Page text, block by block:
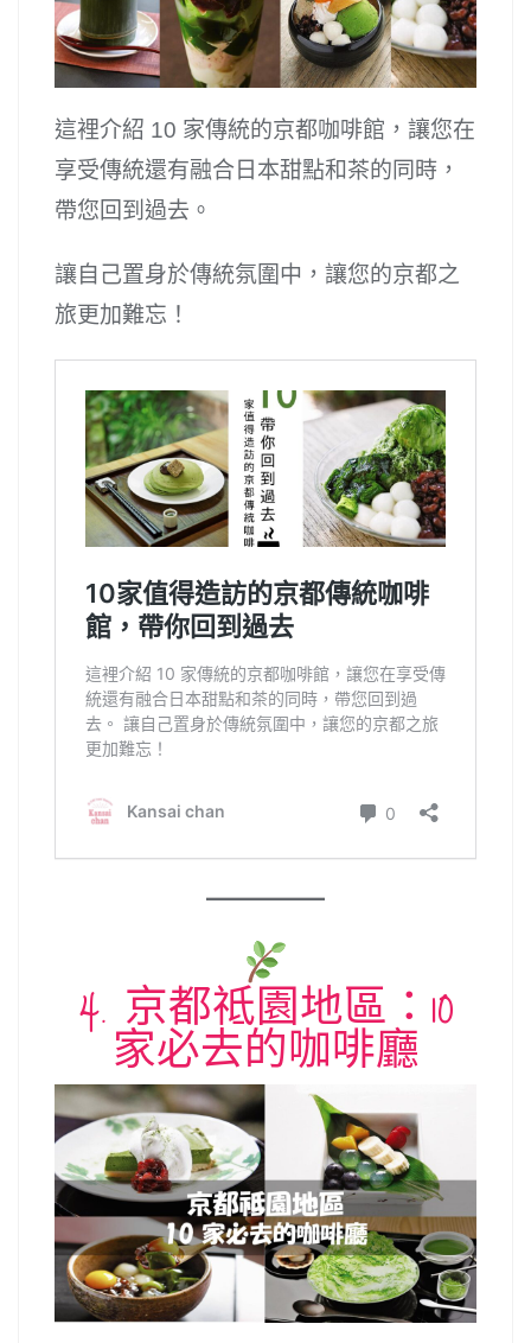
這裡介紹 10 家傳統的京都咖啡館，讓您在
享受傳統還有融合日本甜點和茶的同時，
帶您回到過去。
讓自己置身於傳統氛圍中，讓您的京都之
旅更加難忘！
4. 京都祗園地區：10
家必去的咖啡廳